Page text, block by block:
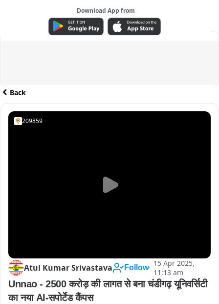
Download App from
ADVERTISEMENT
Back
209859
Atul Kumar Srivastava Follow
15 Apr 2025,
11:13 am
Unnao - 2500 करोड़ की लागत से बना चंडीगढ़ यूनिवर्सिटी
का नया AI-सपोर्टेड कैंपस